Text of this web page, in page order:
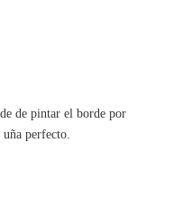
de pintar el borde por
uña perfecto.